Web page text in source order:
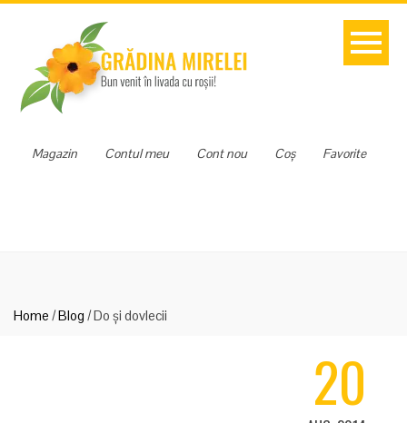
Favorite
Coș
Cont nou
Contul meu
Magazin
Home /Blog /Do și dovlecii
20